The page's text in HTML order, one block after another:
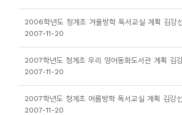
2006학년도 청계초 겨울방학 독서교실 계획 김강
2007-11-20
2007학년도 청계초 우리 영어동화도서관 계획 김
2007-11-20
2007학년도 청계초 여름방학 독서교실 계획 김강선
2007-11-20
및